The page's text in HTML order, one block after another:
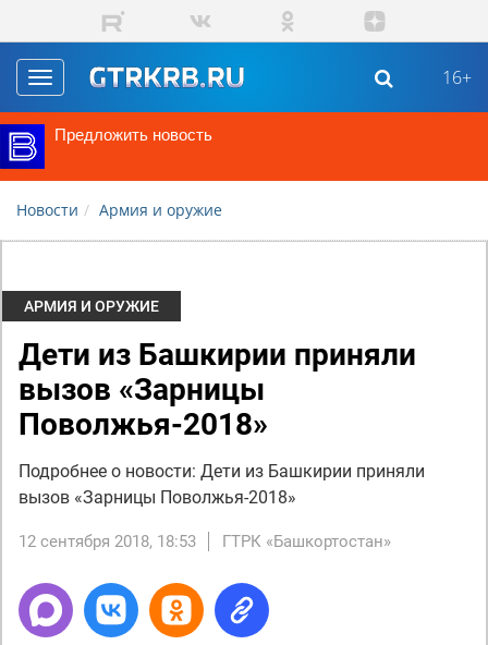
Перейти к основному содержанию
Toggle
navigation
16+
Предложить новость
Новости Армия и оружие
АРМИЯ И ОРУЖИЕ
Дети из Башкирии приняли
вызов «Зарницы
Поволжья-2018»
Подробнее о новости: Дети из Башкирии приняли
вызов «Зарницы Поволжья-2018»
12 сентября 2018, 18:53 ГТРК «Башкортостан»